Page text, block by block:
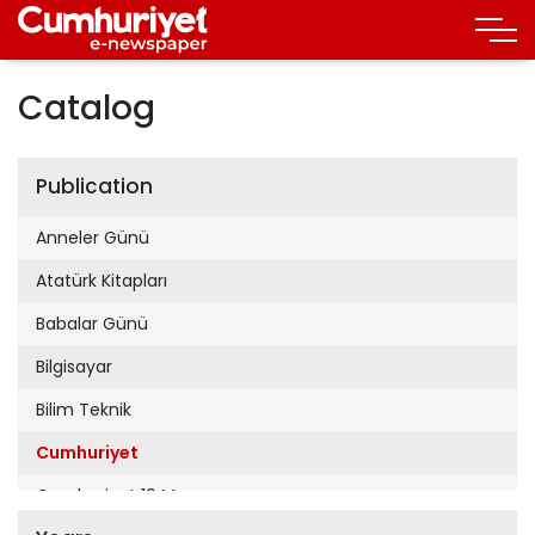
Catalog
Publication
Anneler Günü
Atatürk Kitapları
Babalar Günü
Bilgisayar
Bilim Teknik
Cumhuriyet
Cumhuriyet 19 Mayıs